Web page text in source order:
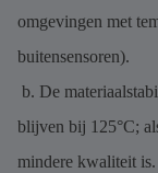
omgevingen met
buitensensoren).
b. De
blijven bij 125°C;
mindere kwaliteit is.